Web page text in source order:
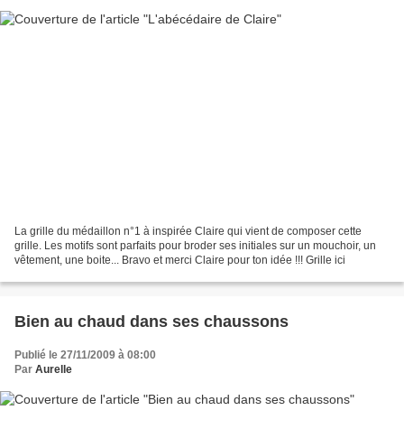
La grille du médaillon n°1 à inspirée Claire qui vient de composer cette
grille. Les motifs sont parfaits pour broder ses initiales sur un mouchoir, un
vêtement, une boite... Bravo et merci Claire pour ton idée !!! Grille ici
Bien au chaud dans ses chaussons
Publié le 27/11/2009 à 08:00
Par Aurelle